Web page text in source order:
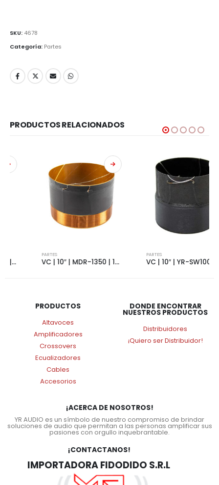
SKU: 4678
Categoría: Partes
PRODUCTOS RELACIONADOS
VC | 10″ | MDR-1350 | 1350W | 8 OHMS | WITH DRIVER | 5436 VC | 10″ | YR-SW1000 | 1000W | 4+4 OHMS | SLIM | 4119
PRODUCTOS
Altavoces
Amplificadores
Crossovers
Ecualizadores
Cables
Accesorios
DONDE ENCONTRAR
NUESTROS PRODUCTOS
Distribuidores
¡Quiero ser Distribuidor!
¡ACERCA DE NOSOTROS!
YR AUDIO es un símbolo de nuestro compromiso de brindar
soluciones de audio que permitan a las personas amplificar sus
pasiones con orgullo inquebrantable.
¡CONTACTANOS!
IMPORTADORA FIDODIDO S.R.L